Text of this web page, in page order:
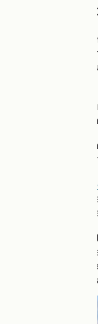
La Vélo
Nous n’avions
, ce
accueillis chez
Nous partons
sommes
Tout est
écluses
la
sablonneuse
bitume de la
Hélas, un
faire prendre
ayant une
Francette, ça